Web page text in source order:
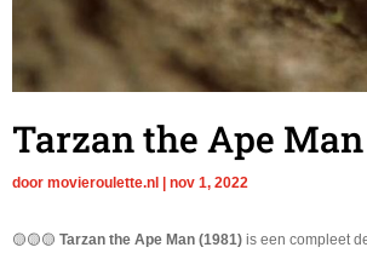
Tarzan the Ape Man
door movieroulette.nl| nov 1, 2022
🟡🟡🟡 Tarzan the Ape Man (1981)is een compleet